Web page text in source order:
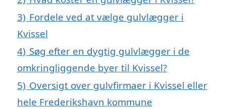
3) Fordele ved at vælge gulvlægger i
Kvissel
4) Søg efter en dygtig gulvlægger i de
omkringliggende byer til Kvissel?
5) Oversigt over gulvfirmaer i Kvissel eller
hele Frederikshavn kommune